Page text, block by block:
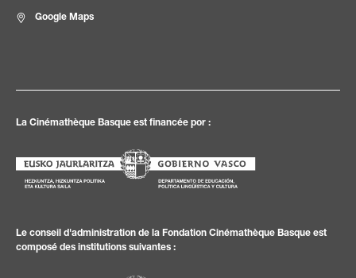
Google Maps
La Cinémathèque Basque est financée por :
Le conseil d'administration de la Fondation Cinémathèque Basque est
composé des institutions suivantes :